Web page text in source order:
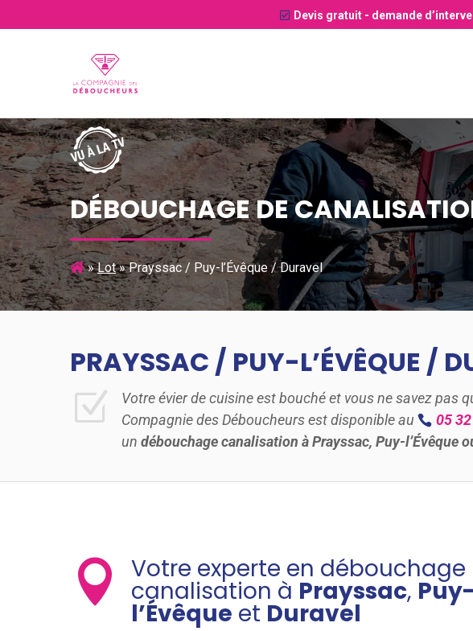
Devis gratuit - demande
DÉBOUCHAGE DE
»Lot»Prayssac / Puy-l’Évêque / Duravel
PRAYSSAC / PUY-L’ÉVÊQUE /
Z
Votre évier de cuisine est bouché et vous ne savez pas
Compagnie des Déboucheurs est disponible au
05
un débouchage canalisation àPrayssac, Puy-l’Évêque
 Votre experte en débouchage
canalisation à Prayssac, Puy-
l’Évêque et Duravel